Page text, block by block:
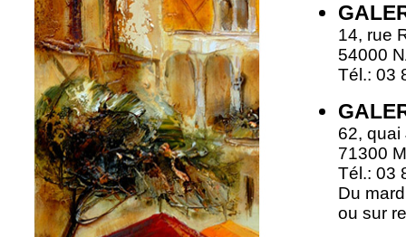
14, rue
54000
Tél.: 03
62, quai
71300
Tél.: 03
Du
ou sur